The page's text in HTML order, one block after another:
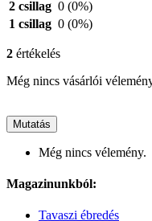
2 csillag 0 (0%)
1 csillag 0 (0%)
2 értékelés
Még nincs vásárlói
Mutatás
Még nincs vélemény.
Magazinunkból:
Tavaszi ébredés